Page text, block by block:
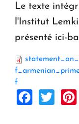
Le texte
l'Institut
présenté ici-
f